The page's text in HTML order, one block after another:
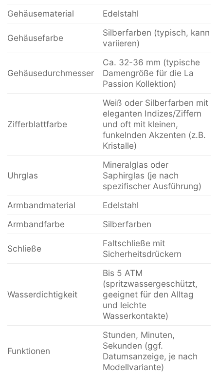
Gehäusematerial
Edelstahl
Gehäusefarbe
Silberfarben (typisch, kann
variieren)
Gehäusedurchmesser
Ca. 32-36 mm (typische
Damengröße für die La
Passion Kollektion)
Zifferblattfarbe
Weiß oder Silberfarben mit
eleganten Indizes/Ziffern
und oft mit kleinen,
funkelnden Akzenten (z.B.
Kristalle)
Uhrglas
Mineralglas oder
Saphirglas (je nach
spezifischer Ausführung)
Armbandmaterial
Edelstahl
Armbandfarbe
Silberfarben
Schließe
Faltschließe mit
Sicherheitsdrückern
Wasserdichtigkeit
Bis 5 ATM
(spritzwassergeschützt,
geeignet für den Alltag
und leichte
Wasserkontakte)
Funktionen
Stunden, Minuten,
Sekunden (ggf.
Datumsanzeige, je nach
Modellvariante)